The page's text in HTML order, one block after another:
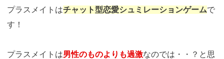
プラスメイトはチャット型恋愛シュミレーションゲームで
す！
プラスメイトは男性のものよりも過激なのでは・・？と思